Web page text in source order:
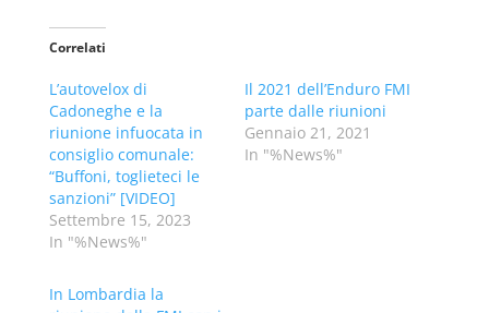
Correlati
L’autovelox di
Cadoneghe e la
riunione infuocata in
consiglio comunale:
“Buffoni, toglieteci le
sanzioni” [VIDEO]
Settembre 15, 2023
In "%News%"
Il 2021 dell’Enduro FMI
parte dalle riunioni
Gennaio 21, 2021
In "%News%"
In Lombardia la